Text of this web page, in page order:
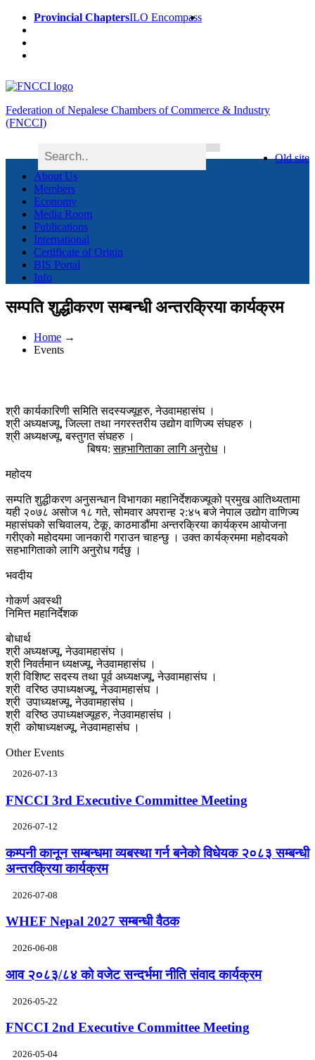
Provincial ChaptersILO Encompass
Federation of Nepalese Chambers of Commerce & Industry
(FNCCI)
Old site
About Us
Members
Economy
Media Room
Publications
International
Certificate of Origin
BIS Portal
Info
सम्पति शुद्धीकरण सम्बन्धी अन्तरक्रिया कार्यक्रम
Home →
Events
श्री कार्यकारिणी समिति सदस्यज्यूहरु, नेउवामहासंघ ।
श्री अध्यक्षज्यू, जिल्ला तथा नगरस्तरीय उद्योग वाणिज्य संघहरु ।
श्री अध्यक्षज्यू, बस्तुगत संघहरु ।
बिषय:सहभागिताका लागि अनुरोध।
महोदय
सम्पति शुद्धीकरण अनुसन्धान विभागका महानिर्देशकज्यूको प्रमुख आतिथ्यतामा
यही २०७८ असोज १८ गते, सोमवार अपरान्ह २:४५ बजे नेपाल उद्योग वाणिज्य
महासंघको सचिवालय, टेकू, काठमाडौंमा अन्तरक्रिया कार्यक्रम आयोजना
गरीएको महोदयमा जानकारी गराउन चाहन्छु । उक्त कार्यक्रममा महोदयको
सहभागिताको लागि अनुराेध गर्दछु ।
भवदीय
गोकर्ण अवस्थी
निमित्त महानिर्देशक
बोधार्थ
श्री अध्यक्षज्यू, नेउवामहासंघ ।
श्री निवर्तमान ध्यक्षज्यू, नेउवामहासंघ ।
श्री विशिष्ट सदस्य तथा पूर्व अध्यक्षज्यू, नेउवामहासंघ ।
श्री वरिष्ठ उपाध्यक्षज्यू, नेउवामहासंघ ।
श्री उपाध्यक्षज्यू, नेउवामहासंघ ।
श्री वरिष्ठ उपाध्यक्षज्यूहरु, नेउवामहासंघ ।
श्री कोषाध्यक्षज्यू, नेउवामहासंघ ।
Other Events
2026-07-13
FNCCI 3rd Executive Committee Meeting
2026-07-12
कम्पनी कानून सम्बन्धमा व्यबस्था गर्न बनेको विधेयक २०८३ सम्बन्धी
अन्तरक्रिया कार्यक्रम
2026-07-08
WHEF Nepal 2027 सम्बन्धी वैठक
2026-06-08
आव २०८३/८४ को वजेट सन्दर्भमा नीति संवाद कार्यक्रम
2026-05-22
FNCCI 2nd Executive Committee Meeting
2026-05-04